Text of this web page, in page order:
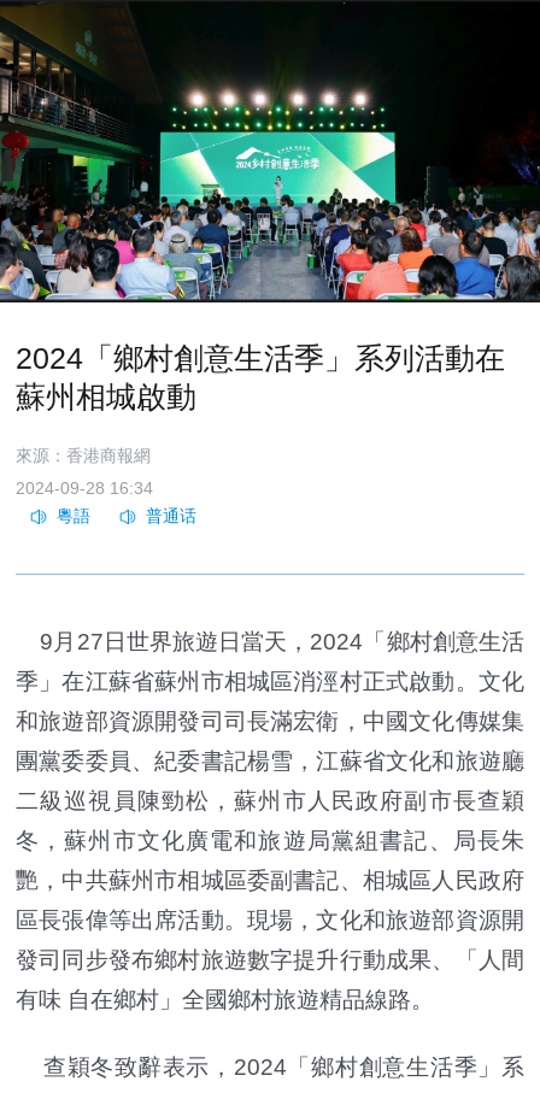
2024「鄉村創意生活季」系列活動在
蘇州相城啟動
來源：香港商報網
2024-09-28 16:34
9月27日世界旅遊日當天，2024「鄉村創意生活
季」在江蘇省蘇州市相城區消涇村正式啟動。文化
和旅遊部資源開發司司長滿宏衛，中國文化傳媒集
團黨委委員、紀委書記楊雪，江蘇省文化和旅遊廳
二級巡視員陳勁松，蘇州市人民政府副市長查穎
冬，蘇州市文化廣電和旅遊局黨組書記、局長朱
艷，中共蘇州市相城區委副書記、相城區人民政府
區長張偉等出席活動。現場，文化和旅遊部資源開
發司同步發布鄉村旅遊數字提升行動成果、「人間
有味 自在鄉村」全國鄉村旅遊精品線路。
查穎冬致辭表示，2024「鄉村創意生活季」系